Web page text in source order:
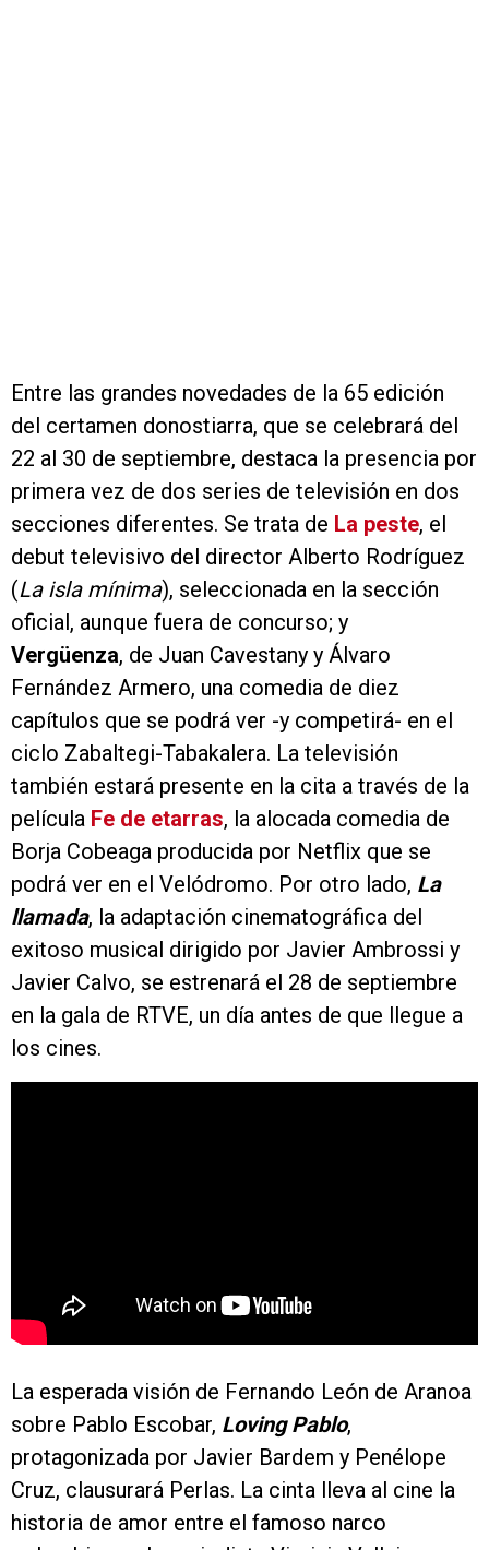
Entre las grandes novedades de la 65 edición
del certamen donostiarra, que se celebrará del
22 al 30 de septiembre, destaca la presencia por
primera vez de dos series de televisión en dos
secciones diferentes. Se trata de La peste, el
debut televisivo del director Alberto Rodríguez
(La isla mínima), seleccionada en la sección
oficial, aunque fuera de concurso; y
Vergüenza, de Juan Cavestany y Álvaro
Fernández Armero, una comedia de diez
capítulos que se podrá ver -y competirá- en el
ciclo Zabaltegi-Tabakalera. La televisión
también estará presente en la cita a través de la
película Fe de etarras, la alocada comedia de
Borja Cobeaga producida por Netflix que se
podrá ver en el Velódromo. Por otro lado, La
llamada, la adaptación cinematográfica del
exitoso musical dirigido por Javier Ambrossi y
Javier Calvo, se estrenará el 28 de septiembre
en la gala de RTVE, un día antes de que llegue a
los cines.
La esperada visión de Fernando León de Aranoa
sobre Pablo Escobar, Loving Pablo,
protagonizada por Javier Bardem y Penélope
Cruz, clausurará Perlas. La cinta lleva al cine la
historia de amor entre el famoso narco